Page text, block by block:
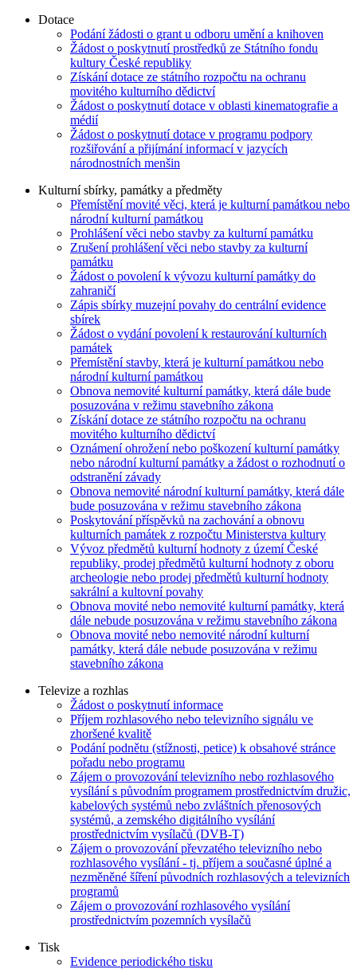
Dotace
Podání žádosti o grant u odboru umění a knihoven
Žádost o poskytnutí prostředků ze Státního fondu
kultury České republiky
Získání dotace ze státního rozpočtu na ochranu
movitého kulturního dědictví
Žádost o poskytnutí dotace v oblasti kinematografie a
médií
Žádost o poskytnutí dotace v programu podpory
rozšiřování a přijímání informací v jazycích
národnostních menšin
Kulturní sbírky, památky a předměty
Přemístění movité věci, která je kulturní památkou nebo
národní kulturní památkou
Prohlášení věci nebo stavby za kulturní památku
Zrušení prohlášení věci nebo stavby za kulturní
památku
Žádost o povolení k vývozu kulturní památky do
zahraničí
Zápis sbírky muzejní povahy do centrální evidence
sbírek
Žádost o vydání povolení k restaurování kulturních
památek
Přemístění stavby, která je kulturní památkou nebo
národní kulturní památkou
Obnova nemovité kulturní památky, která dále bude
posuzována v režimu stavebního zákona
Získání dotace ze státního rozpočtu na ochranu
movitého kulturního dědictví
Oznámení ohrožení nebo poškození kulturní památky
nebo národní kulturní památky a žádost o rozhodnutí o
odstranění závady
Obnova nemovité národní kulturní památky, která dále
bude posuzována v režimu stavebního zákona
Poskytování příspěvků na zachování a obnovu
kulturních památek z rozpočtu Ministerstva kultury
Vývoz předmětů kulturní hodnoty z území České
republiky, prodej předmětů kulturní hodnoty z oboru
archeologie nebo prodej předmětů kulturní hodnoty
sakrální a kultovní povahy
Obnova movité nebo nemovité kulturní památky, která
dále nebude posuzována v režimu stavebního zákona
Obnova movité nebo nemovité národní kulturní
památky, která dále nebude posuzována v režimu
stavebního zákona
Televize a rozhlas
Žádost o poskytnutí informace
Příjem rozhlasového nebo televizního signálu ve
zhoršené kvalitě
Podání podnětu (stížnosti, petice) k obsahové stránce
pořadu nebo programu
Zájem o provozování televizního nebo rozhlasového
vysílání s původním programem prostřednictvím družic,
kabelových systémů nebo zvláštních přenosových
systémů, a zemského digitálního vysílání
prostřednictvím vysílačů (DVB-T)
Zájem o provozování převzatého televizního nebo
rozhlasového vysílání - tj. příjem a současné úplné a
nezměněné šíření původních rozhlasových a televizních
programů
Zájem o provozování rozhlasového vysílání
prostřednictvím pozemních vysílačů
Tisk
Evidence periodického tisku